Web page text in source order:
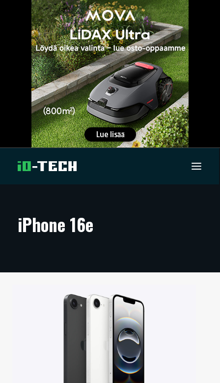
ARTIKKELIT
TECHBBS
iPhone 16e